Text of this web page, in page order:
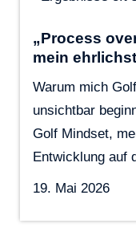
„Process
mein
Warum mich
unsichtbar
Golf Mindset,
Entwicklung auf
19. Mai 2026